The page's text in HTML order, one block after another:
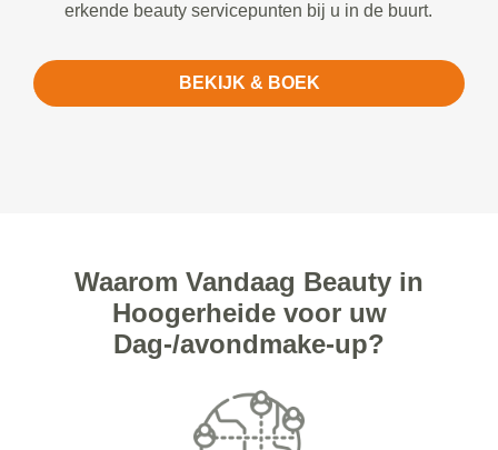
erkende beauty servicepunten bij u in de buurt.
BEKIJK & BOEK
Waarom Vandaag Beauty in
Hoogerheide voor uw
Dag-/avondmake-up?